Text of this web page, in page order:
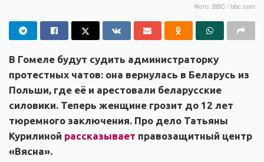
Фото: BBC / bbc.com
В Гомеле будут судить администраторку
протестных чатов: она вернулась в Беларусь из
Польши, где её и арестовали беларусские
силовики. Теперь женщине грозит до 12 лет
тюремного заключения. Про дело Татьяны
Курилиной рассказывает правозащитный центр
«Вясна».